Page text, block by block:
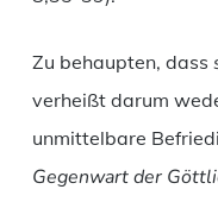
Zu behaupten, dass
verheißt darum
unmittelbare
Gegenwart der